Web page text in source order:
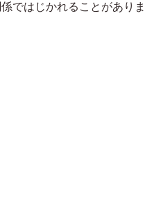
ではじかれることがありま